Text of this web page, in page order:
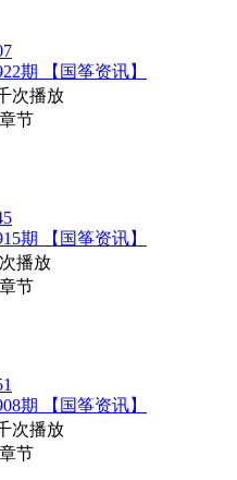
期 【国筝资讯】
次播放
节
期 【国筝资讯】
播放
节
期 【国筝资讯】
次播放
节